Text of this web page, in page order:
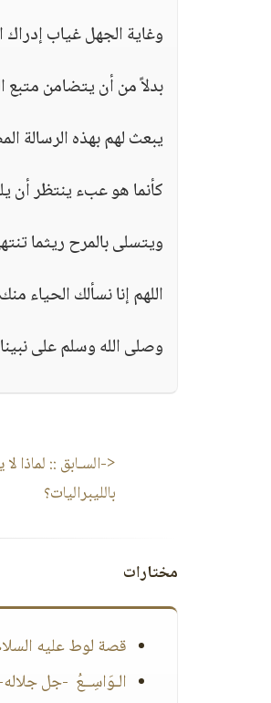
وغاية الجهل غياب
بدلاً من أن يتضامن
يبعث لهم بهذه الرسالة
كأنما هو عبء ينتظر أن
ويتسلى بالمرح ريثما
اللهم إنا نسألك الحياء
وصلى الله وسلم على
<-السـابق :: لماذا
بالليبراليات؟
مختارات
قصة لوط عليه
الـوَاسِــعُ -جل